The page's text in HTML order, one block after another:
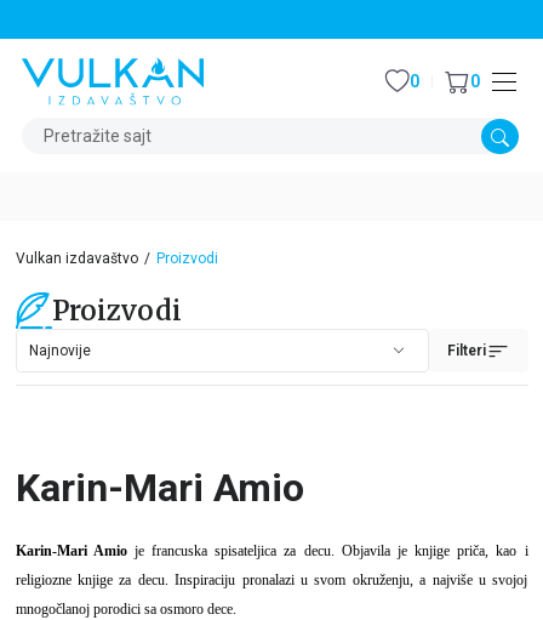
Pretražite sajt
0 0
Vulkan izdavaštvo Proizvodi
Proizvodi
Filteri
Karin-Mari Amio
Karin-Mari Amioje francuska spisateljica za decu. Objavila je knjige priča, kao i
religiozne knjige za decu. Inspiraciju pronalazi u svom okruženju, a najviše u svojoj
mnogočlanoj porodici sa osmoro dece.